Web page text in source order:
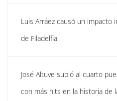
Luis Arráez causó un impacto
de Filadelfia
José Altuve subió al cuarto
con más hits en la historia de